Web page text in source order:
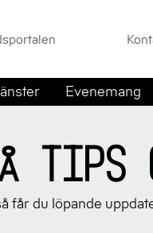
Evenemang
TIPS
får du löpande